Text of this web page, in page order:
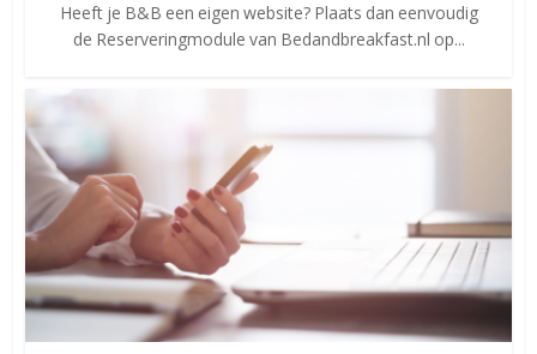
Heeft je B&B een eigen website? Plaats dan eenvoudig
de Reserveringmodule van Bedandbreakfast.nl op...